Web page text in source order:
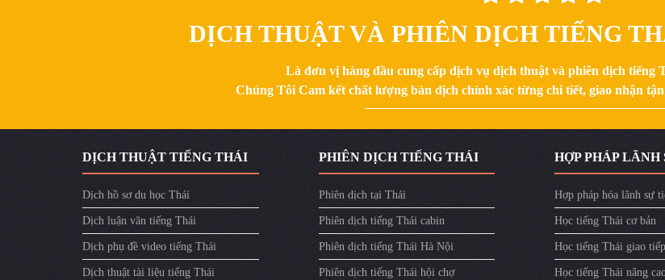
DỊCH THUẬT VÀ PHIÊN DỊCH TIẾNG
Là đơn vị hàng đầu cung cấp dịch vụ dịch thuật và phiên dịch tiếng
Chúng Tôi Cam kết chất lượng bản dịch chính xác từng chi tiết, giao nhận
DỊCH THUẬT TIẾNG THÁI
Dịch hồ sơ du học Thái
Dịch luận văn tiếng Thái
Dịch phụ đề video tiếng Thái
Dịch thuật tài liệu tiếng Thái
PHIÊN DỊCH TIẾNG THÁI
Phiên dịch tại Thái
Phiên dịch tiếng Thái cabin
Phiên dịch tiếng Thái Hà Nội
Phiên dịch tiếng Thái hội chợ
HỢP PHÁP LÃNH
Hợp pháp hóa lãnh sự
Học tiếng Thái cơ bản
Học tiếng Thái giao tiếp
Học tiếng Thái nâng